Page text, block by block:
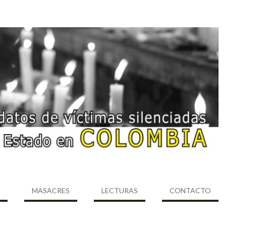
MASACRES LECTURAS CONTACTO